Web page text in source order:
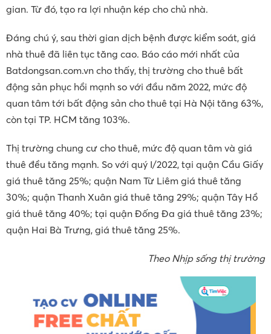
gian. Từ đó, tạo ra lợi nhuận kép cho chủ nhà.
Đáng chú ý, sau thời gian dịch bệnh được kiểm soát, giá
nhà thuê đã liên tục tăng cao. Báo cáo mới nhất của
Batdongsan.com.vn cho thấy, thị trường cho thuê bất
động sản phục hồi mạnh so với đầu năm 2022, mức độ
quan tâm tới bất động sản cho thuê tại Hà Nội tăng 63%,
còn tại TP. HCM tăng 103%.
Thị trường chung cư cho thuê, mức độ quan tâm và giá
thuê đều tăng mạnh. So với quý I/2022, tại quận Cầu Giấy
giá thuê tăng 25%; quận Nam Từ Liêm giá thuê tăng
30%; quận Thanh Xuân giá thuê tăng 29%; quận Tây Hồ
giá thuê tăng 40%; tại quận Đống Đa giá thuê tăng 23%;
quận Hai Bà Trưng, giá thuê tăng 25%.
Theo Nhịp sống thị trường